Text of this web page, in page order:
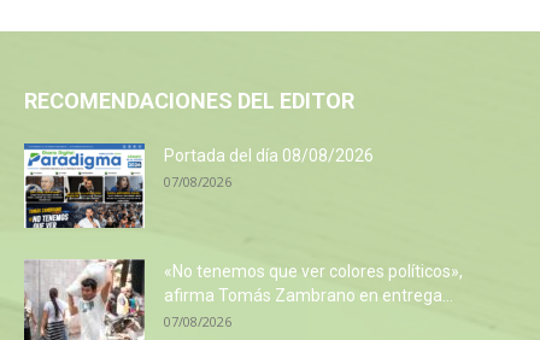
RECOMENDACIONES DEL EDITOR
Portada del día 08/08/2026
07/08/2026
«No tenemos que ver colores políticos»,
afirma Tomás Zambrano en entrega...
07/08/2026